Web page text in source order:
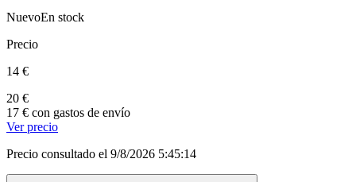
NuevoEn stock
Precio
14 €
20 €
17 € con gastos de envío
Ver precio
Precio consultado el 9/8/2026 5:45:14